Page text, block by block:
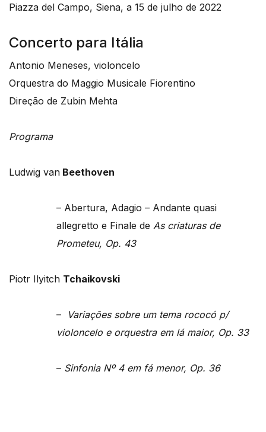
Piazza del Campo, Siena, a 15 de julho de 2022
Concerto para Itália
Antonio Meneses, violoncelo
Orquestra do Maggio Musicale Fiorentino
Direção de Zubin Mehta
Programa
Ludwig van Beethoven
– Abertura, Adagio – Andante quasi
allegretto e Finale de As criaturas de
Prometeu, Op. 43
Piotr Ilyitch Tchaikovski
–
Variações sobre um tema rococó p/
violoncelo e orquestra em lá maior, Op. 33
– Sinfonia Nº 4 em fá menor, Op. 36